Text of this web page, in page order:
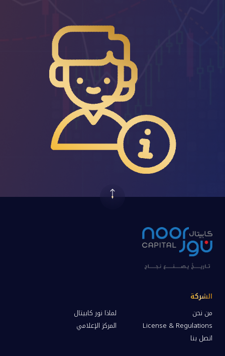
الشركة
من نحن
لماذا نور كابيتال
License & Regulations
المركز الإعلامي
اتصل بنا